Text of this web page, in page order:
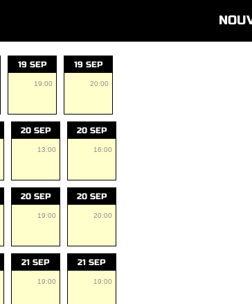
19 SEP
19:00
19 SEP
20:00
20 SEP
13:00
20 SEP
16:00
20 SEP
19:00
20 SEP
20:00
21 SEP
19:00
21 SEP
19:00